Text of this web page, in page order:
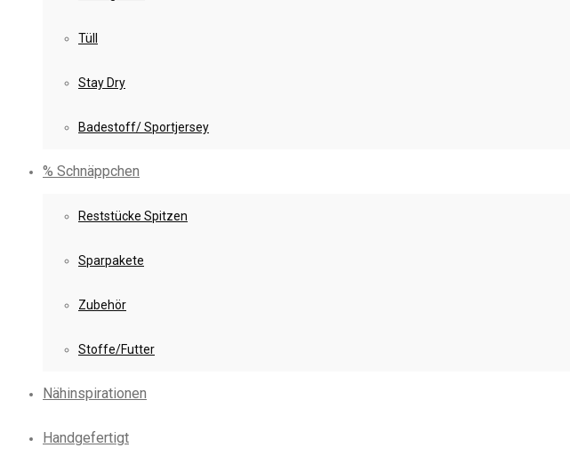
Tüll
Stay Dry
Badestoff/ Sportjersey
% Schnäppchen
Reststücke Spitzen
Sparpakete
Zubehör
Stoffe/Futter
Nähinspirationen
Handgefertigt